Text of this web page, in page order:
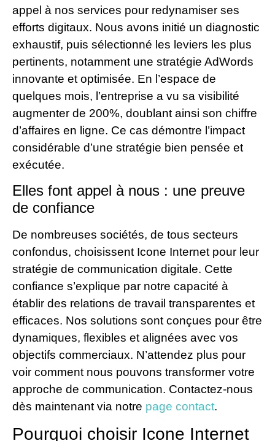
appel à nos services pour redynamiser ses
efforts digitaux. Nous avons initié un diagnostic
exhaustif, puis sélectionné les leviers les plus
pertinents, notamment une stratégie AdWords
innovante et optimisée. En l’espace de
quelques mois, l’entreprise a vu sa visibilité
augmenter de 200%, doublant ainsi son chiffre
d’affaires en ligne. Ce cas démontre l’impact
considérable d’une stratégie bien pensée et
exécutée.
Elles font appel à nous : une preuve
de confiance
De nombreuses sociétés, de tous secteurs
confondus, choisissent Icone Internet pour leur
stratégie de communication digitale. Cette
confiance s’explique par notre capacité à
établir des relations de travail transparentes et
efficaces. Nos solutions sont conçues pour être
dynamiques, flexibles et alignées avec vos
objectifs commerciaux. N’attendez plus pour
voir comment nous pouvons transformer votre
approche de communication. Contactez-nous
dès maintenant via notre page contact.
Pourquoi choisir Icone Internet